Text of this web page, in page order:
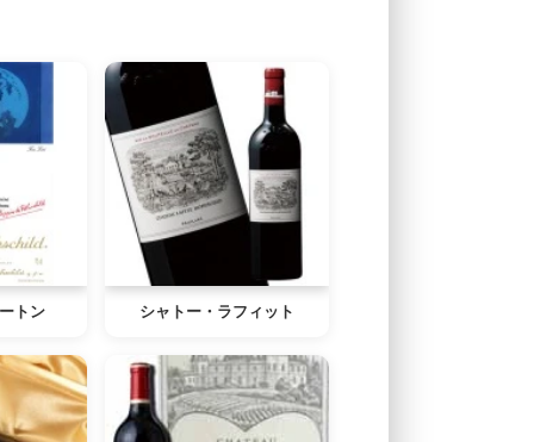
トン シャトー・ラフィット